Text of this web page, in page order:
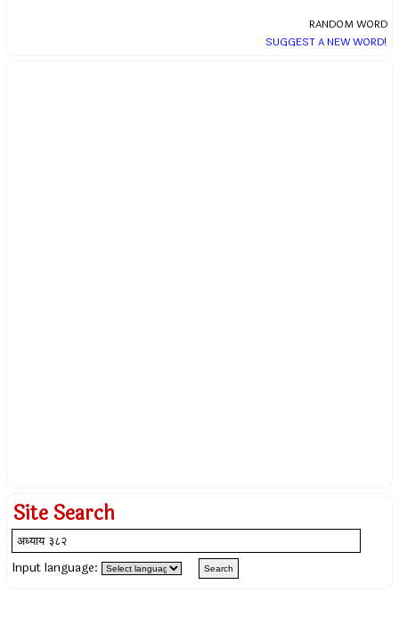
RANDOM WORD
SUGGEST A NEW WORD!
Site Search
Input language: